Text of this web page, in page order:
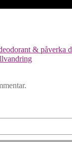
& påverka